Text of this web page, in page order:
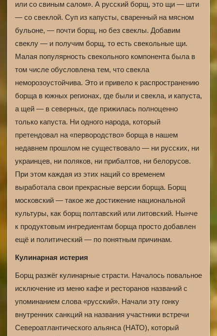
или со свиным салом». А русский борщ, это щи — шти
— со свеклой. Суп из капусты, сваренный на мясном
бульоне, — почти борщ, но без свеклы. Добавим
свеклу — и получим борщ, то есть свекольные щи.
Малая популярность свекольного компонента была в
том числе обусловлена тем, что свекла
неморозоустойчива. Это и привело к распространению
борща в южных регионах, где были и свекла, и капуста,
а щей — в северных, где прижилась полноценно
только капуста. Ни одного народа, который
претендовал на «первородство» борща в нашем
недавнем прошлом не существовало — ни русских, ни
украинцев, ни поляков, ни прибалтов, ни белорусов.
При этом каждая из этих наций со временем
выработала свои прекрасные версии борща. Борщ
московский — такое же достижение национальной
культуры, как борщ полтавский или литовский. Нынче
к продуктовым ингредиентам борща просто добавлен
ещё и политический — по понятным причинам.
Кулинарная истерия
Борщ разжёг кулинарные страсти. Началось повальное
исключение из меню кафе и ресторанов названий с
упоминанием слова «русский». Начали эту гонку
внутренних санкций на названия участники встречи
Североатлантического альянса (НАТО), который